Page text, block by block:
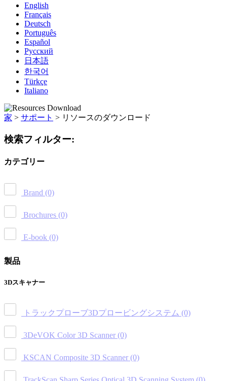
English
Français
Deutsch
Português
Español
Русский
日本語
한국어
Türkçe
Italiano
家 > サポート > リソースのダウンロード
検索フィルター:
カテゴリー
Brand (0)
Brochures (0)
E-book (0)
製品
3Dスキャナー
トラックプローブ3Dプロービングシステム (0)
3DeVOK Color 3D Scanner (0)
KSCAN Composite 3D Scanner (0)